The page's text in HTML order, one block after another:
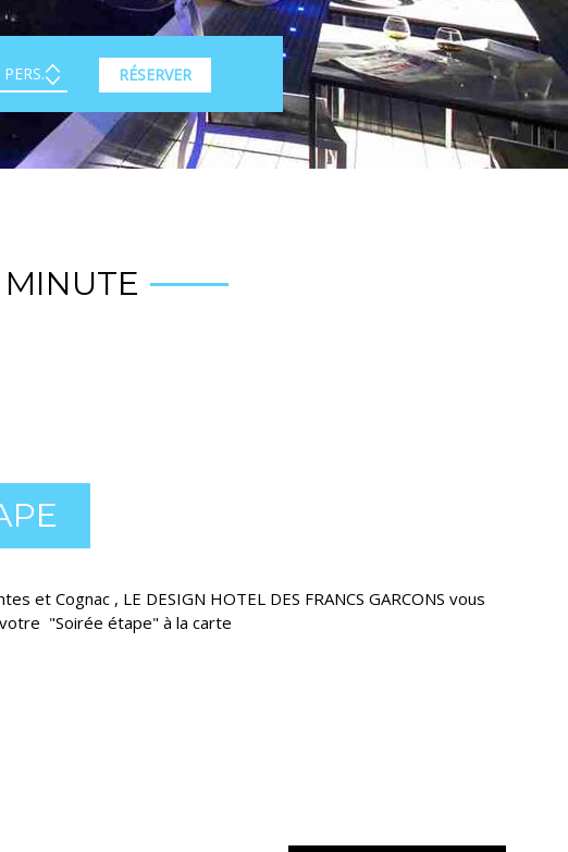
RÉSERVER
et Cognac , LE DESIGN HOTEL DES FRANCS GARCONS vous
"Soirée étape" à la carte